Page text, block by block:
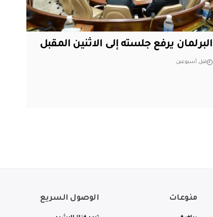
البرلمان يرفع جلسته إلى الاثنين المقبل
قبل أسبوعين
منوعات الوصول السريع